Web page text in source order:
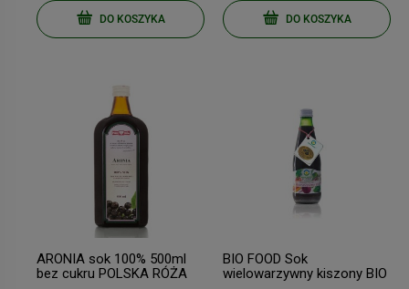
DO KOSZYKA DO KOSZYKA
DO KOSZYKA DO KOSZYKA
ARONIA sok 100% 500ml
bez cukru POLSKA RÓŻA
BIO FOOD Sok
wielowarzywny kiszony BIO